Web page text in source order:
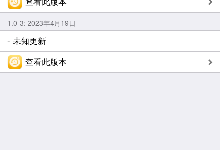
1.0-3: 2023年4月19日
- 未知更新
查看此版本